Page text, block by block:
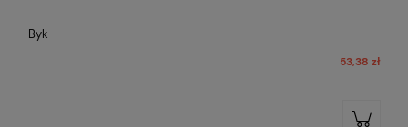
Byk
53,38 zł